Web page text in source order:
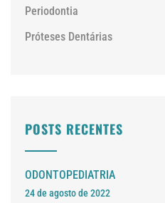
Periodontia
Próteses Dentárias
POSTS RECENTES
ODONTOPEDIATRIA
24 de agosto de 2022